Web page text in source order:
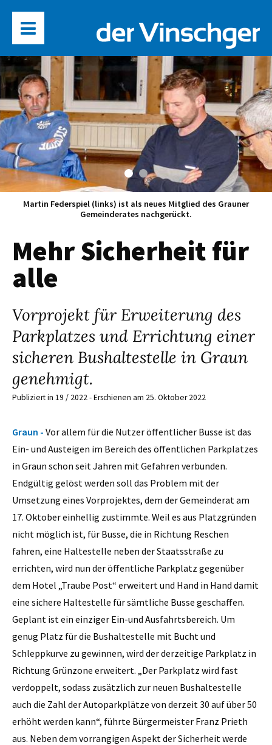
Martin Federspiel (links) ist als neues Mitglied des Grauner
Gemeinderates nachgerückt.
Mehr Sicherheit für
alle
Vorprojekt für Erweiterung des
Parkplatzes und Errichtung einer
sicheren Bushaltestelle in Graun
genehmigt.
Publiziert in 19 / 2022 - Erschienen am 25. Oktober 2022
Graun - Vor allem für die Nutzer öffentlicher Busse ist das
Ein- und Austeigen im Bereich des öffentlichen Parkplatzes
in Graun schon seit Jahren mit Gefahren verbunden.
Endgültig gelöst werden soll das Problem mit der
Umsetzung eines Vorprojektes, dem der Gemeinderat am
17. Oktober einhellig zustimmte. Weil es aus Platzgründen
nicht möglich ist, für Busse, die in Richtung Reschen
fahren, eine Haltestelle neben der Staatsstraße zu
errichten, wird nun der öffentliche Parkplatz gegenüber
dem Hotel „Traube Post“ erweitert und Hand in Hand damit
eine sichere Haltestelle für sämtliche Busse geschaffen.
Geplant ist ein einziger Ein-und Ausfahrtsbereich. Um
genug Platz für die Bushaltestelle mit Bucht und
Schleppkurve zu gewinnen, wird der derzeitige Parkplatz in
Richtung Grünzone erweitert. „Der Parkplatz wird fast
verdoppelt, sodass zusätzlich zur neuen Bushaltestelle
auch die Zahl der Autoparkplätze von derzeit 30 auf über 50
erhöht werden kann“, führte Bürgermeister Franz Prieth
aus. Neben dem vorrangigen Aspekt der Sicherheit werde